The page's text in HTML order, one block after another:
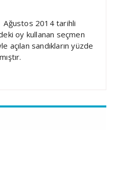
Ağustos 2014 tarihli
oy kullanan seçmen
açılan sandıkların yüzde